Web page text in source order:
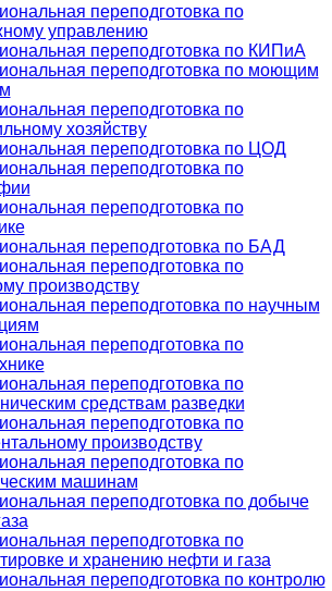
переподготовка по
управлению
переподготовка по КИПиА
переподготовка по моющим
переподготовка по
хозяйству
переподготовка по ЦОД
переподготовка по
переподготовка по
переподготовка по БАД
переподготовка по
производству
переподготовка по научным
переподготовка по
переподготовка по
средствам разведки
переподготовка по
производству
переподготовка по
машинам
переподготовка по добыче
переподготовка по
и хранению нефти и газа
переподготовка по контролю